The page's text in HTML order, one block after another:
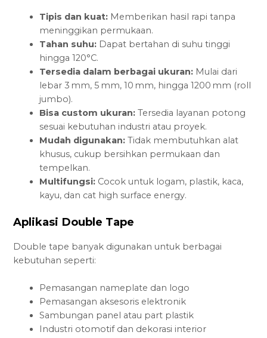
Tipis dan kuat: Memberikan hasil rapi tanpa
meninggikan permukaan.
Tahan suhu: Dapat bertahan di suhu tinggi
hingga 120°C.
Tersedia dalam berbagai ukuran: Mulai dari
lebar 3 mm, 5 mm, 10 mm, hingga 1200 mm (roll
jumbo).
Bisa custom ukuran: Tersedia layanan potong
sesuai kebutuhan industri atau proyek.
Mudah digunakan: Tidak membutuhkan alat
khusus, cukup bersihkan permukaan dan
tempelkan.
Multifungsi: Cocok untuk logam, plastik, kaca,
kayu, dan cat high surface energy.
Aplikasi Double Tape
Double tape banyak digunakan untuk berbagai
kebutuhan seperti:
Pemasangan nameplate dan logo
Pemasangan aksesoris elektronik
Sambungan panel atau part plastik
Industri otomotif dan dekorasi interior